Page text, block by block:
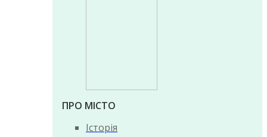
ПРО МІСТО
Історія